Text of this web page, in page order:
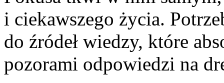
i ciekawszego życia.
do źródeł wiedzy, które
pozorami odpowiedzi na